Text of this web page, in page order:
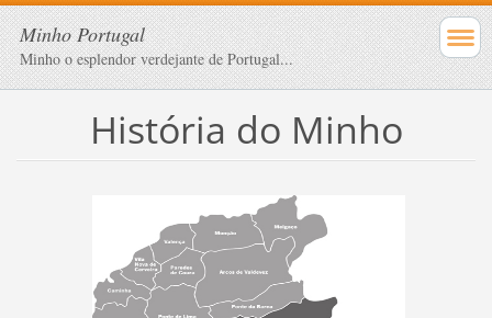
Minho Portugal
Minho o esplendor verdejante de Portugal...
História do Minho